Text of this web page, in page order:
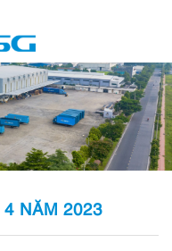
NĂM 2023